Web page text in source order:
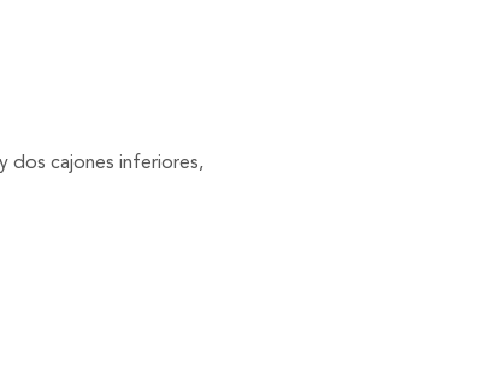
dos cajones inferiores,